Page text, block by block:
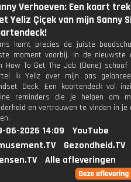
Verhoeven: Een kaart
Yeliz Çiçek van mijn Sanny
komt precies de juiste
moment voorbij. In de nieuwste
How To Get The Job (Done)
ik Yeliz over mijn pas
Deck. Een kaartendeck vol
reminders die je helpen om
en vertrouwen te vinden in je
06-2026 14:09
YouTube
Gezondheid.TV
Alle afleveringen